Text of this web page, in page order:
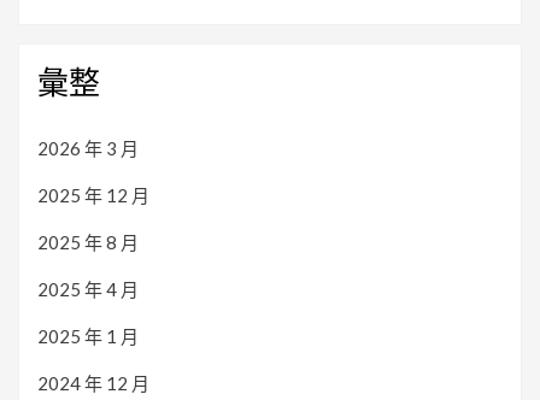
彙整
2026 年 3 月
2025 年 12 月
2025 年 8 月
2025 年 4 月
2025 年 1 月
2024 年 12 月